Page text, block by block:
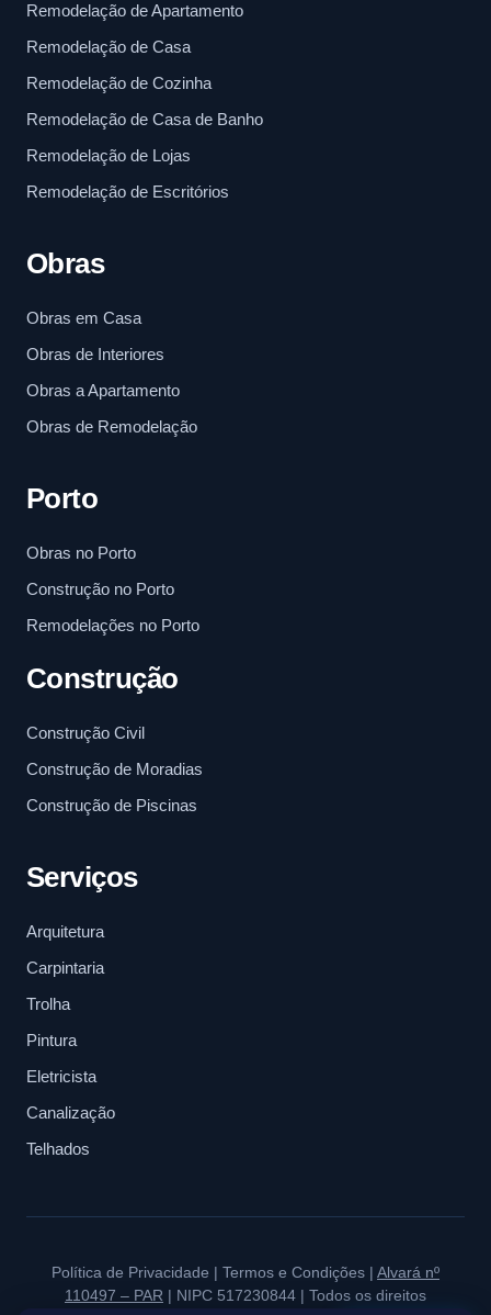
Remodelação de Apartamento
Remodelação de Casa
Remodelação de Cozinha
Remodelação de Casa de Banho
Remodelação de Lojas
Remodelação de Escritórios
Obras
Obras em Casa
Obras de Interiores
Obras a Apartamento
Obras de Remodelação
Porto
Obras no Porto
Construção no Porto
Remodelações no Porto
Construção
Construção Civil
Construção de Moradias
Construção de Piscinas
Serviços
Arquitetura
Carpintaria
Trolha
Pintura
Eletricista
Canalização
Telhados
Política de Privacidade | Termos e Condições | Alvará nº
110497 – PAR | NIPC 517230844 | Todos os direitos